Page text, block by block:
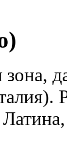
зона,